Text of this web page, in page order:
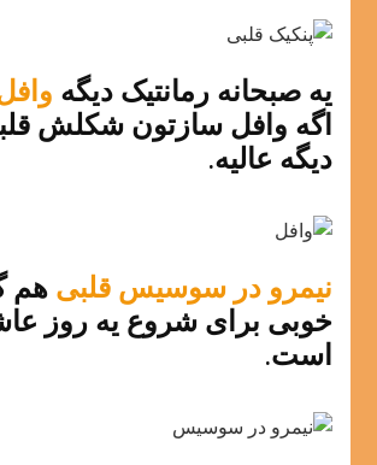
یه صبحانه رمانتیک دیگه
اگه وافل سازتون شکلش
دیگه عالیه.
نیمرو در سوسیس قلبی هم
خوبی برای شروع یه روز
است.